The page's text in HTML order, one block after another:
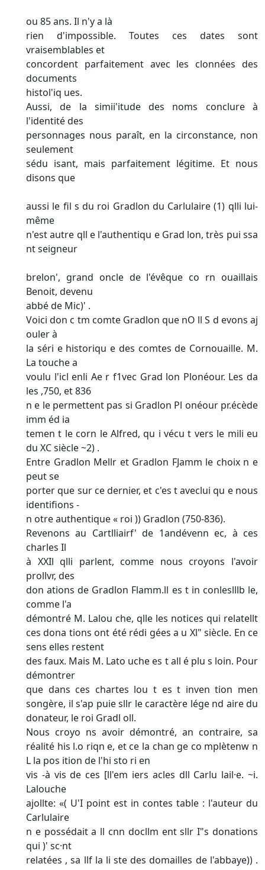
ou 85 ans. Il n'y a là
rien d'impossible. Toutes ces dates sont
vraisemblables et
concordent parfaitement avec les clonnées des
documents
histol'iq ues.
Aussi, de la simii'itude des noms conclure à
l'identité des
personnages nous paraît, en la circonstance, non
seulement
sédu isant, mais parfaitement légitime. Et nous
disons que
aussi le fil s du roi Gradlon du Carlulaire (1) qlli lui-
même
n'est autre qll e l'authentiqu e Grad lon, très pui ssa
nt seigneur
brelon', grand oncle de l'évêque co rn ouaillais
Benoit, devenu
abbé de Mic)' .
Voici don c tm comte Gradlon que nO ll S d evons aj
ouler à
la séri e historiqu e des comtes de Cornouaille. M.
La touche a
voulu l'icl enli Ae r f1vec Grad lon Plonéour. Les da
les ,750, et 836
n e le permettent pas si Gradlon Pl onéour pr.écède
imm éd ia­
temen t le corn le Alfred, qu i vécu t vers le mili eu
du XC siècle ~2) .
Entre Gradlon Mellr et Gradlon FJamm le choix n e
peut se
porter que sur ce dernier, et c'es t aveclui qu e nous
identifions -
n otre authentique « roi )) Gradlon (750-836).
Revenons au Cartlliairf' de 1andévenn ec, à ces
charles Il
à XXIl qlli parlent, comme nous croyons l'avoir
prollvr, des
don ations de Gradlon Flamm.ll es t in conleslllb le,
comme l'a
démontré M. Lalou che, qlle les notices qui relatellt
ces dona­ tions ont été rédi gées a u Xl" siècle. En ce
sens elles restent
des faux. Mais M. Lato uche es t all é plu s loin. Pour
démontrer
que dans ces chartes lou t es t inven tion men
songère, il s'ap­ puie sllr le caractère lége nd aire du
donateur, le roi Gradl oll.
Nous croyo ns avoir démontré, an contraire, sa
réalité his l.o­ riqn e, et ce la chan ge co mplètenw n
L la pos ition de l'hi sto ri en
vis -à vis de ces [ll'em iers acles dll Carlu lail·e. ~i.
Lalouche
ajollte: «( U'I point est in contes table : l'auteur du
Carlulaire
n e possédait a ll cnn docllm ent sllr I"s donations
qui )' sc·nt
relatées , sa llf la li ste des domailles de l'abbaye)) .